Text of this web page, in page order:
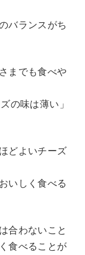
バランスがち
までも食べや
の味は薄い」
どよいチーズ
いしく食べる
合わないこと
食べることが